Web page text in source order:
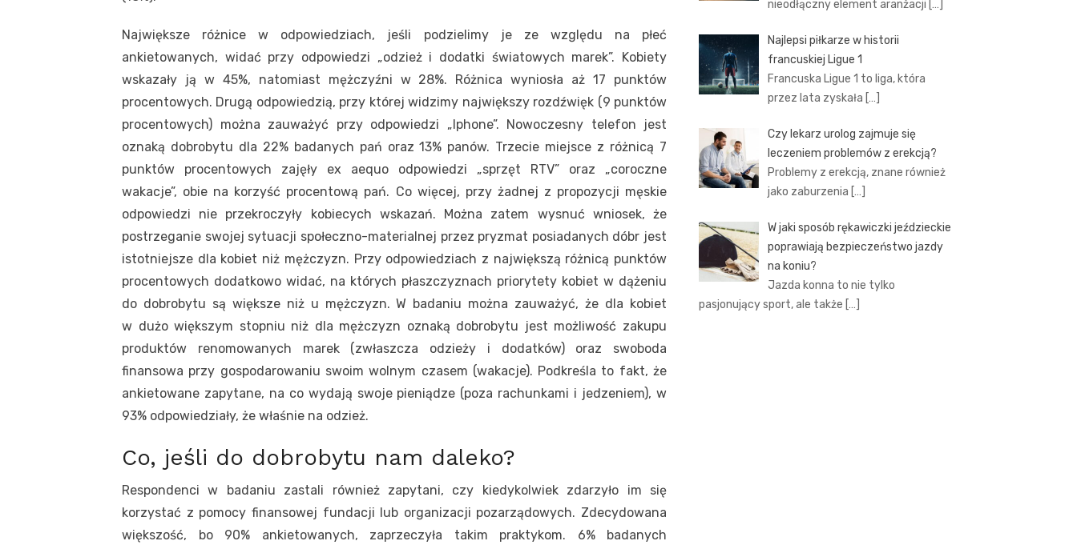
Największe różnice w odpowiedziach, jeśli podzielimy je ze względu na płeć
ankietowanych, widać przy odpowiedzi „odzież i dodatki światowych marek”. Kobiety
wskazały ją w 45%, natomiast mężczyźni w 28%. Różnica wyniosła aż 17 punktów
procentowych. Drugą odpowiedzią, przy której widzimy największy rozdźwięk (9 punktów
procentowych) można zauważyć przy odpowiedzi „Iphone”. Nowoczesny telefon jest
oznaką dobrobytu dla 22% badanych pań oraz 13% panów. Trzecie miejsce z różnicą 7
punktów procentowych zajęły ex aequo odpowiedzi „sprzęt RTV” oraz „coroczne
wakacje”, obie na korzyść procentową pań. Co więcej, przy żadnej z propozycji męskie
odpowiedzi nie przekroczyły kobiecych wskazań. Można zatem wysnuć wniosek, że
postrzeganie swojej sytuacji społeczno-materialnej przez pryzmat posiadanych dóbr jest
istotniejsze dla kobiet niż mężczyzn. Przy odpowiedziach z największą różnicą punktów
procentowych dodatkowo widać, na których płaszczyznach priorytety kobiet w dążeniu
do dobrobytu są większe niż u mężczyzn. W badaniu można zauważyć, że dla kobiet
w dużo większym stopniu niż dla mężczyzn oznaką dobrobytu jest możliwość zakupu
produktów renomowanych marek (zwłaszcza odzieży i dodatków) oraz swoboda
finansowa przy gospodarowaniu swoim wolnym czasem (wakacje). Podkreśla to fakt, że
ankietowane zapytane, na co wydają swoje pieniądze (poza rachunkami i jedzeniem), w
93% odpowiedziały, że właśnie na odzież.
Co, jeśli do dobrobytu nam daleko?
Respondenci w badaniu zastali również zapytani, czy kiedykolwiek zdarzyło im się
korzystać z pomocy finansowej fundacji lub organizacji pozarządowych. Zdecydowana
większość, bo 90% ankietowanych, zaprzeczyła takim praktykom. 6% badanych
nieodłączny element aranżacji […]
Najlepsi piłkarze w historii
francuskiej Ligue 1
Francuska Ligue 1 to liga, która
przez lata zyskała […]
Czy lekarz urolog zajmuje się
leczeniem problemów z erekcją?
Problemy z erekcją, znane również
jako zaburzenia […]
W jaki sposób rękawiczki jeździeckie
poprawiają bezpieczeństwo jazdy
na koniu?
Jazda konna to nie tylko
pasjonujący sport, ale także […]